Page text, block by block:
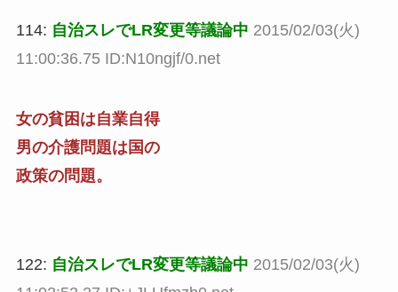
114: 自治スレでLR変更等議論中 2015/02/03(火)
11:00:36.75 ID:N10ngjf/0.net
女の貧困は自業自得
男の介護問題は国の
政策の問題。
122: 自治スレでLR変更等議論中 2015/02/03(火)